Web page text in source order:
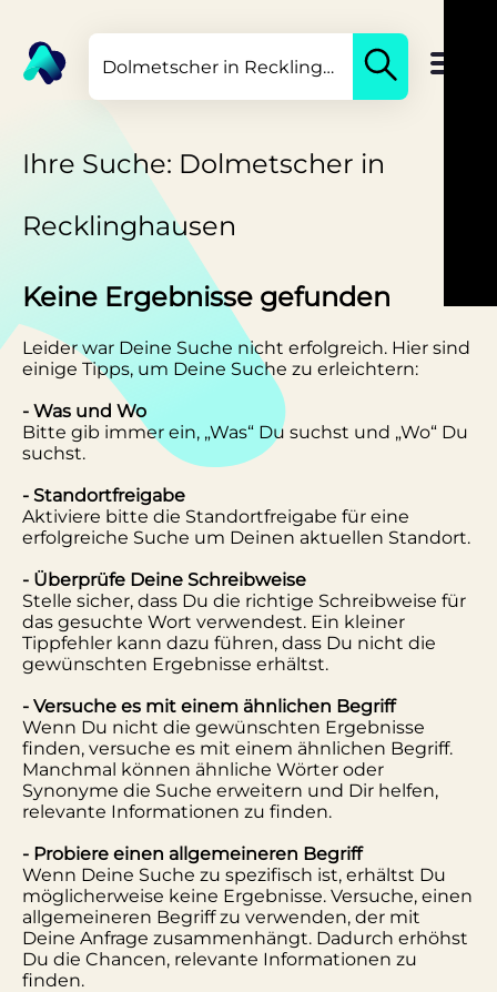
Ihre Suche: Dolmetscher in
Recklinghausen
Keine Ergebnisse gefunden
Leider war Deine Suche nicht erfolgreich. Hier sind
einige Tipps, um Deine Suche zu erleichtern:
- Was und Wo
Bitte gib immer ein, „Was“ Du suchst und „Wo“ Du
suchst.
- Standortfreigabe
Aktiviere bitte die Standortfreigabe für eine
erfolgreiche Suche um Deinen aktuellen Standort.
- Überprüfe Deine Schreibweise
Stelle sicher, dass Du die richtige Schreibweise für
das gesuchte Wort verwendest. Ein kleiner
Tippfehler kann dazu führen, dass Du nicht die
gewünschten Ergebnisse erhältst.
- Versuche es mit einem ähnlichen Begriff
Wenn Du nicht die gewünschten Ergebnisse
finden, versuche es mit einem ähnlichen Begriff.
Manchmal können ähnliche Wörter oder
Synonyme die Suche erweitern und Dir helfen,
relevante Informationen zu finden.
- Probiere einen allgemeineren Begriff
Wenn Deine Suche zu spezifisch ist, erhältst Du
möglicherweise keine Ergebnisse. Versuche, einen
allgemeineren Begriff zu verwenden, der mit
Deine Anfrage zusammenhängt. Dadurch erhöhst
Du die Chancen, relevante Informationen zu
finden.